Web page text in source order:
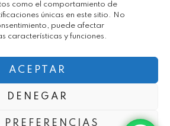
como el comportamiento de
únicas en este sitio. No
puede afectar
características y funciones.
ACEPTAR
DENEGAR
PREFERENCIAS
José María | Diseñado por
th.digital